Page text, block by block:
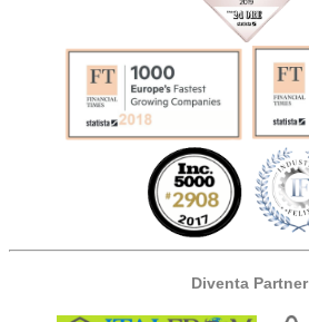
Diventa Partner